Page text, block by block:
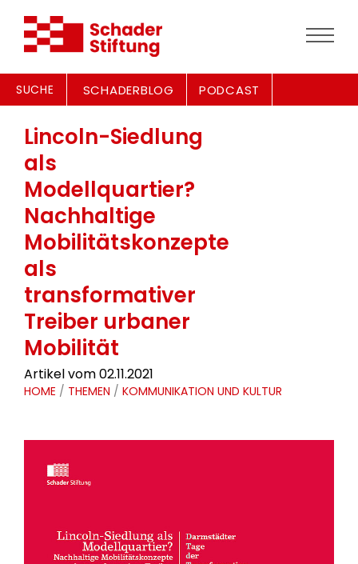
SUCHE SCHADERBLOG PODCAST
Lincoln-Siedlung
als
Modellquartier?
Nachhaltige
Mobilitätskonzepte
als
transformativer
Treiber urbaner
Mobilität
Artikel vom 02.11.2021
HOME / THEMEN / KOMMUNIKATION UND KULTUR